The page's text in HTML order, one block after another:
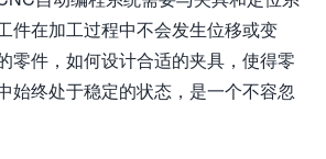
件在加工过程中不会发生位移或变
零件，如何设计合适的夹具，使得零
始终处于稳定的状态，是一个不容忽